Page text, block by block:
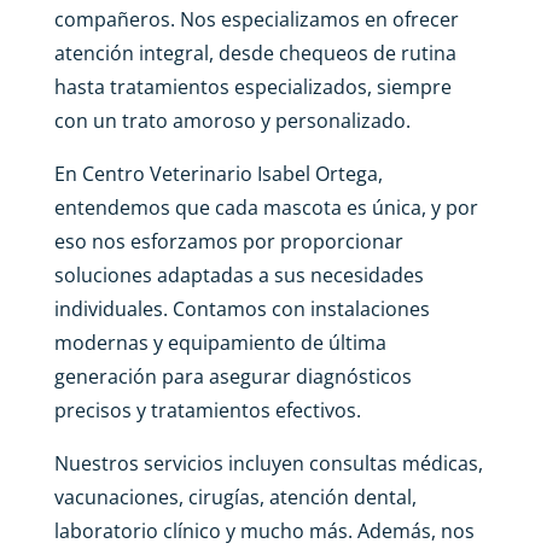
compañeros. Nos especializamos en ofrecer
atención integral, desde chequeos de rutina
hasta tratamientos especializados, siempre
con un trato amoroso y personalizado.
En Centro Veterinario Isabel Ortega,
entendemos que cada mascota es única, y por
eso nos esforzamos por proporcionar
soluciones adaptadas a sus necesidades
individuales. Contamos con instalaciones
modernas y equipamiento de última
generación para asegurar diagnósticos
precisos y tratamientos efectivos.
Nuestros servicios incluyen consultas médicas,
vacunaciones, cirugías, atención dental,
laboratorio clínico y mucho más. Además, nos